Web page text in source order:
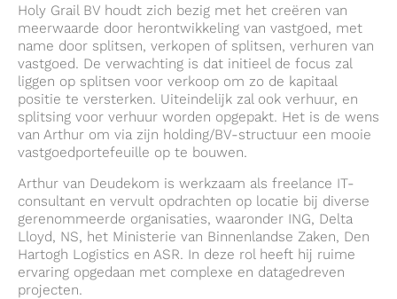
Holy Grail BV houdt zich bezig met het creëren van
meerwaarde door herontwikkeling van vastgoed, met
name door splitsen, verkopen of splitsen, verhuren van
vastgoed. De verwachting is dat initieel de focus zal
liggen op splitsen voor verkoop om zo de kapitaal
positie te versterken. Uiteindelijk zal ook verhuur, en
splitsing voor verhuur worden opgepakt. Het is de wens
van Arthur om via zijn holding/BV-structuur een mooie
vastgoedportefeuille op te bouwen.
Arthur van Deudekom is werkzaam als freelance IT-
consultant en vervult opdrachten op locatie bij diverse
gerenommeerde organisaties, waaronder ING, Delta
Lloyd, NS, het Ministerie van Binnenlandse Zaken, Den
Hartogh Logistics en ASR. In deze rol heeft hij ruime
ervaring opgedaan met complexe en datagedreven
projecten.